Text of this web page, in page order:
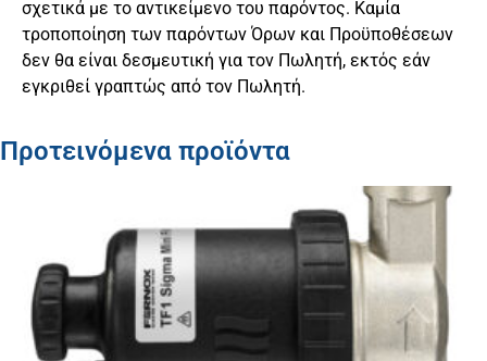
σχετικά με το αντικείμενο του παρόντος. Καμία
τροποποίηση των παρόντων Όρων και Προϋποθέσεων
δεν θα είναι δεσμευτική για τον Πωλητή, εκτός εάν
εγκριθεί γραπτώς από τον Πωλητή.
Προτεινόμενα προϊόντα